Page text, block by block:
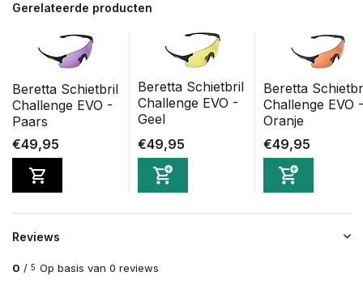
Gerelateerde producten
Beretta Schietbril
Challenge EVO -
Paars
€49,95
Beretta Schietbril
Challenge EVO -
Geel
€49,95
Beretta
Challenge EVO -
Oranje
€49,95
Reviews
0 / 5 Op basis van 0 reviews